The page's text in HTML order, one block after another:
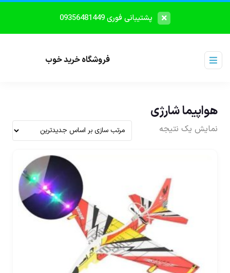
پشتیبانی فوری 09356481449
فروشگاه خرید خوب
هواپیما شارژی
نمایش یک نتیجه